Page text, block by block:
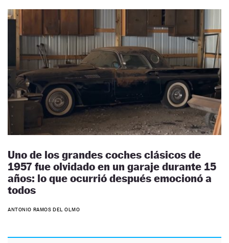
Uno de los grandes coches clásicos de
1957 fue olvidado en un garaje durante 15
años: lo que ocurrió después emocionó a
todos
ANTONIO RAMOS DEL OLMO